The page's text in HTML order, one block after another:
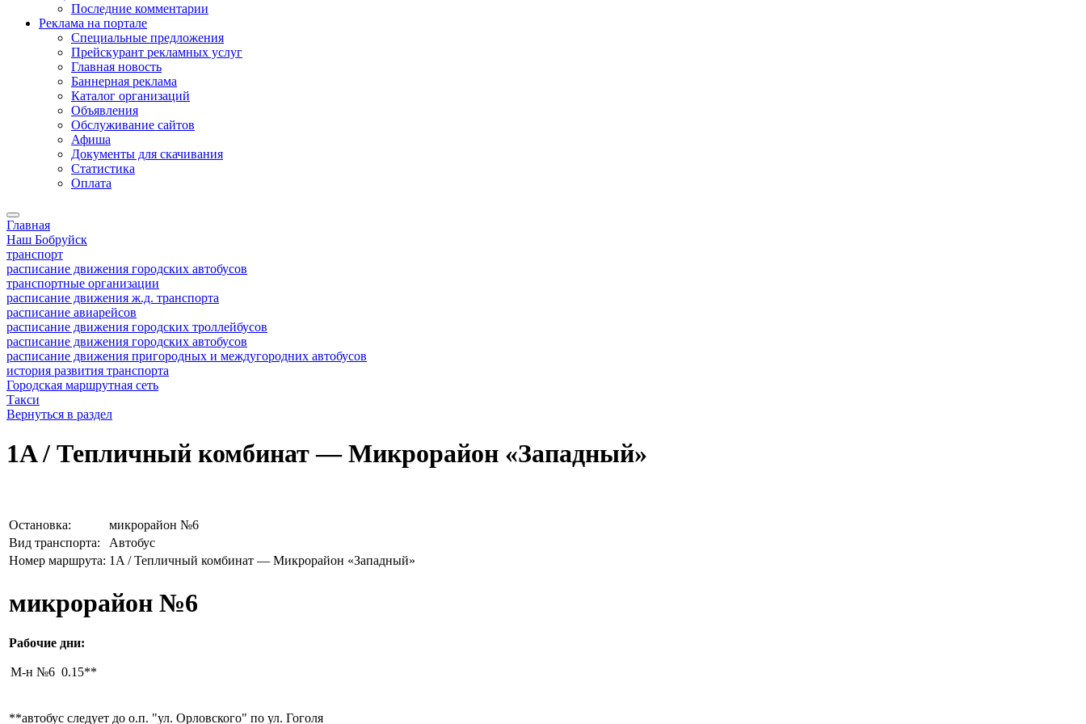
Последние комментарии
Реклама на портале
Специальные предложения
Прейскурант рекламных услуг
Главная новость
Баннерная реклама
Каталог организаций
Объявления
Обслуживание сайтов
Афиша
Документы для скачивания
Статистика
Оплата
Главная
Наш Бобруйск
транспорт
расписание движения городских автобусов
транспортные организации
расписание движения ж.д. транспорта
расписание авиарейсов
расписание движения городских троллейбусов
расписание движения городских автобусов
расписание движения пригородных и междугородних автобусов
история развития транспорта
Городская маршрутная сеть
Такси
Вернуться в раздел
1A / Тепличный комбинат — Микрорайон «Западный»
Остановка:
микрорайон №6
Вид транспорта:
Автобус
Номер маршрута: 1A / Тепличный комбинат — Микрорайон «Западный»
микрорайон №6
Рабочие дни:­
М-н №6 0.15**
**автобус следует до о.п. "ул. Орловского" по ул. Гоголя